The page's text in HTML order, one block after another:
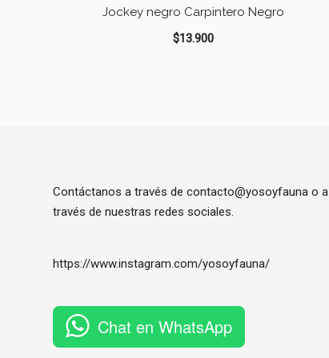
Jockey negro Carpintero Negro
$13.900
Contáctanos a través de contacto@yosoyfauna o a
través de nuestras redes sociales.
https://www.instagram.com/yosoyfauna/
Chat en WhatsApp